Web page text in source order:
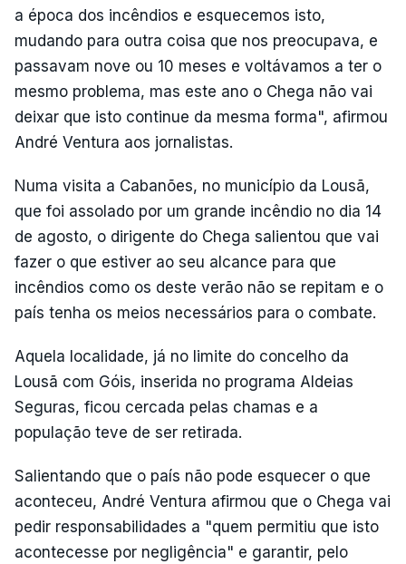
a época dos incêndios e esquecemos isto,
mudando para outra coisa que nos preocupava, e
passavam nove ou 10 meses e voltávamos a ter o
mesmo problema, mas este ano o Chega não vai
deixar que isto continue da mesma forma", afirmou
André Ventura aos jornalistas.
Numa visita a Cabanões, no município da Lousã,
que foi assolado por um grande incêndio no dia 14
de agosto, o dirigente do Chega salientou que vai
fazer o que estiver ao seu alcance para que
incêndios como os deste verão não se repitam e o
país tenha os meios necessários para o combate.
Aquela localidade, já no limite do concelho da
Lousã com Góis, inserida no programa Aldeias
Seguras, ficou cercada pelas chamas e a
população teve de ser retirada.
Salientando que o país não pode esquecer o que
aconteceu, André Ventura afirmou que o Chega vai
pedir responsabilidades a "quem permitiu que isto
acontecesse por negligência" e garantir, pelo